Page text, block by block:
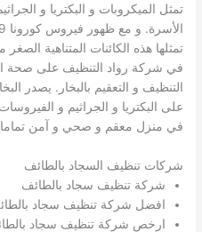
تمثل الميكروبات و البكتريا و
تمثلها هذه الكائنات المتناهية
في شركة رواد التنظيف على صحة
التنظيف و التعقيم بالبخار. يصدر
على البكتريا و الجراثيم و
في منزل معقم و صحي و آمن
شركات تنظيف السجاد بالطائف
شركة تنظيف سجاد بالطائف
افضل شركة تنظيف سجاد
ارخص شركة تنظيف سجاد